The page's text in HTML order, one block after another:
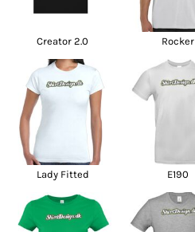
Creator 2.0 Rocker
Lady Fitted E190